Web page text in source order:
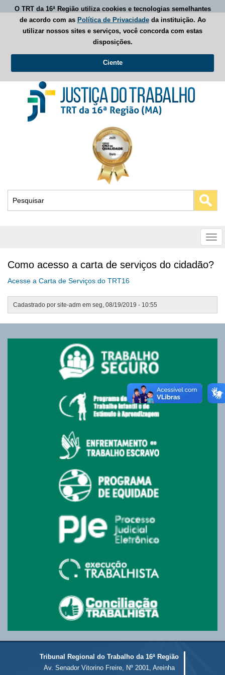
O TRT da 16ª Região utiliza cookies e tecnologias semelhantes
de acordo com as Política de Privacidadeda instituição. Ao
utilizar nossos sites e serviços, você concorda com estas
disposições.
Ciente
Como acesso a carta de serviços do cidadão?
Acesse a Carta de Serviços do TRT16
Cadastrado por site-adm em seg, 08/19/2019 - 10:55
Tribunal Regional do Trabalho da 16ª Região
Av. Senador Vitorino Freire, Nº 2001, Areinha